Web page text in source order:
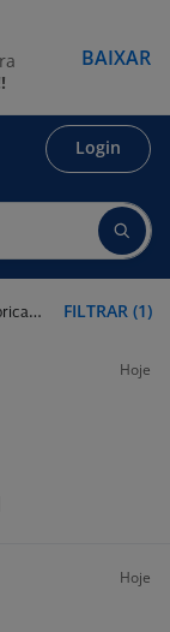
Login
- MG FILTRAR (1)
Hoje
Hoje
BAIXAR